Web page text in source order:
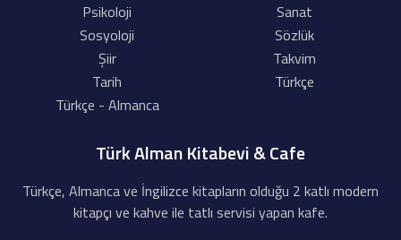
Psikoloji
Sanat
Sosyoloji
Sözlük
Şiir
Takvim
Tarih
Türkçe
Türkçe - Almanca
Türk Alman Kitabevi & Cafe
Türkçe, Almanca ve İngilizce kitapların olduğu 2 katlı modern
kitapçı ve kahve ile tatlı servisi yapan kafe.